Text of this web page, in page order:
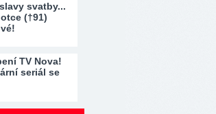
svatby...
(†91)
TV Nova!
seriál se